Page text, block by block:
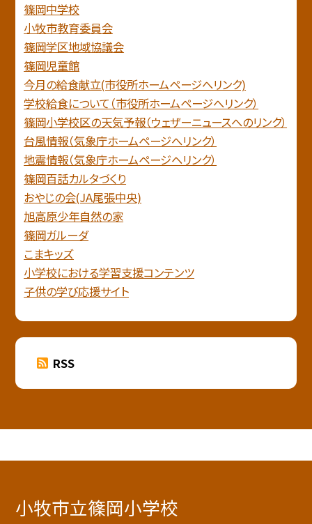
篠岡中学校
小牧市教育委員会
篠岡学区地域協議会
篠岡児童館
今月の給食献立(市役所ホームページへリンク)
学校給食について（市役所ホームページへリンク）
篠岡小学校区の天気予報（ウェザーニュースへのリンク）
台風情報（気象庁ホームページへリンク）
地震情報（気象庁ホームページヘリンク）
篠岡百話カルタづくり
おやじの会(JA尾張中央)
旭高原少年自然の家
篠岡ガルーダ
こまキッズ
小学校における学習支援コンテンツ
子供の学び応援サイト
RSS
小牧市立篠岡小学校